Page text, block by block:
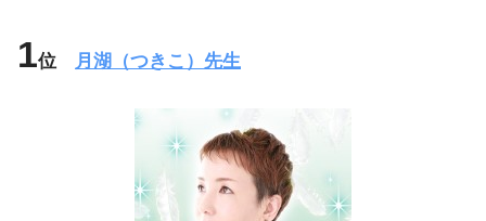
1位 月湖（つきこ）先生